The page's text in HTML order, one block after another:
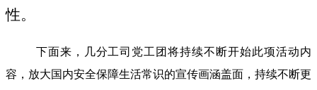
性。
下面来，几分工司党工团将持续不断开始此项活动内
容，放大国内安全保障生活常识的宣传画涵盖面，持续不断更